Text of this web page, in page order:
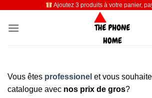
contenu
Ajoutez 3 produits à votre panier,
Vous êtes professionel et vous
catalogue avec nos prix de gros?